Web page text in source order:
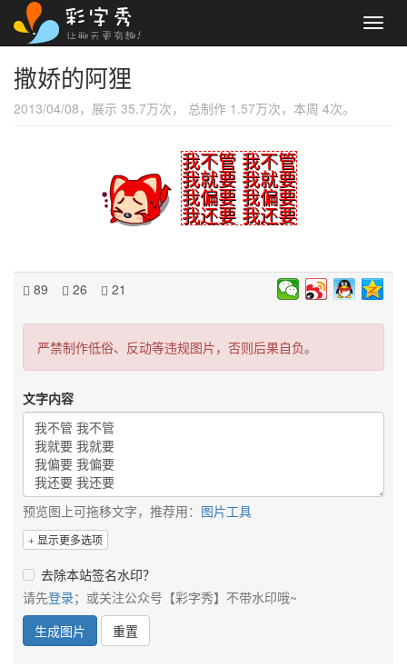
撒娇的阿狸
2013/04/08，展示 35.7万次， 总制作 1.57万次，本周 4次。
89 26 21
严禁制作低俗、反动等违规图片，否则后果自负。
文字内容
预览图上可拖移文字，推荐用： 图片工具
显示更多选项
去除本站签名水印？
请先登录；或关注公众号【彩字秀】不带水印哦~
生成图片
重置
我不管 我不管
我就要 我就要
我偏要 我偏要
我还要 我还要